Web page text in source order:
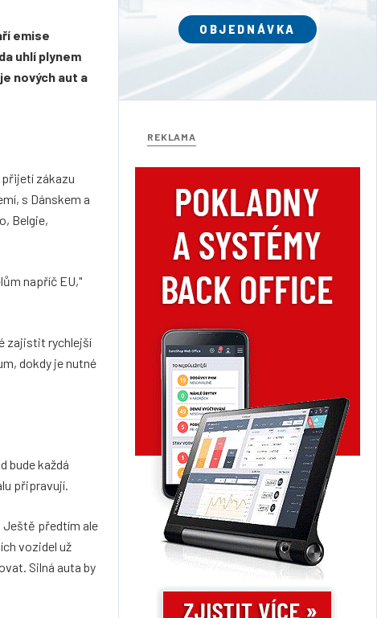
emise
uhlí plynem
nových aut a
zákazu
s Dánskem a
Belgie,
napříč EU,"
zajistit rychlejší
dokdy je nutné
bude každá
připravují.
Ještě předtím ale
vozidel už
Silná auta by
OBJEDNÁVKA
REKLAMA